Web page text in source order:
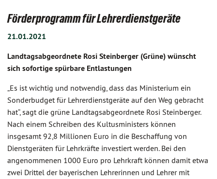
Förderprogramm für Lehrerdienstgeräte
21.01.2021
Landtagsabgeordnete Rosi Steinberger (Grüne) wünscht
sich sofortige spürbare Entlastungen
„Es ist wichtig und notwendig, dass das Ministerium ein
Sonderbudget für Lehrerdienstgeräte auf den Weg gebracht
hat“, sagt die grüne Landtagsabgeordnete Rosi Steinberger.
Nach einem Schreiben des Kultusministers können
insgesamt 92,8 Millionen Euro in die Beschaffung von
Dienstgeräten für Lehrkräfte investiert werden. Bei den
angenommenen 1000 Euro pro Lehrkraft können damit etwa
zwei Drittel der bayerischen Lehrerinnen und Lehrer mit